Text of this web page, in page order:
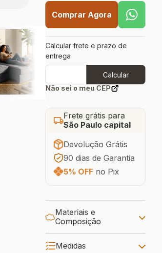
Comprar Agora
Calcular frete e prazo de
entrega
Calcular
Não sei o meu CEP
Frete grátis para
São Paulo capital
Devolução Grátis
90 dias de Garantia
5% OFF no Pix
Materiais e
Composição
Medidas